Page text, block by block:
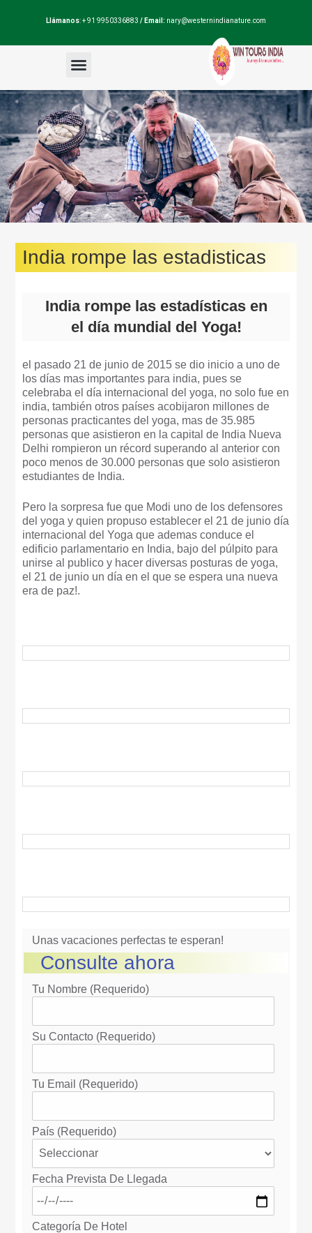
Llámanos: + 91 9950336883 / Email: nary@westernindianature.com
India rompe las estadisticas
India rompe las estadísticas en
el día mundial del Yoga!
el pasado 21 de junio de 2015 se dio inicio a uno de
los días mas importantes para india, pues se
celebraba el día internacional del yoga, no solo fue en
india, también otros países acobijaron millones de
personas practicantes del yoga, mas de 35.985
personas que asistieron en la capital de India Nueva
Delhi rompieron un récord superando al anterior con
poco menos de 30.000 personas que solo asistieron
estudiantes de India.
Pero la sorpresa fue que Modi uno de los defensores
del yoga y quien propuso establecer el 21 de junio día
internacional del Yoga que ademas conduce el
edificio parlamentario en India, bajo del púlpito para
unirse al publico y hacer diversas posturas de yoga,
el 21 de junio un día en el que se espera una nueva
era de paz!.
Unas vacaciones perfectas te esperan!
Consulte ahora
Tu Nombre (requerido)
Su Contacto (requerido)
Tu Email (requerido)
País (requerido)
Fecha Prevista De Llegada
Categoría De Hotel